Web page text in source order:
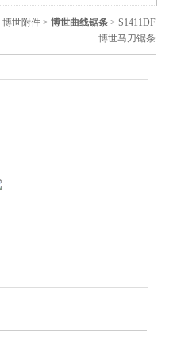
博世附件> 博世曲线锯条> S1411DF
博世马刀锯条